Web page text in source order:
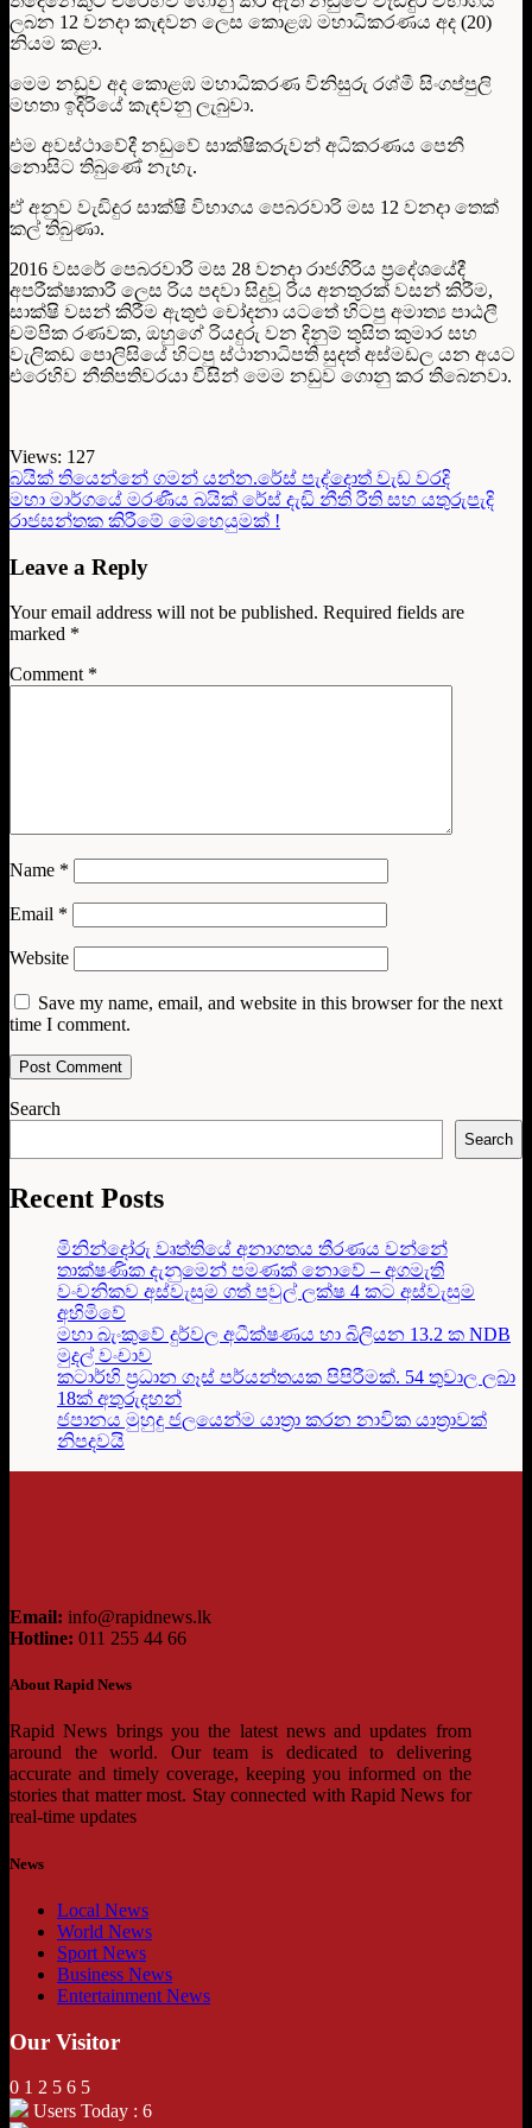
ලබන 12 වනදා කැඳවන ලෙස කොළඹ මහාධිකරණය අද (20)
නියම කළා.
මෙම නඩුව අද කොළඹ මහාධිකරණ විනිසුරු රශ්මී සිංගප්පුලි
මහතා ඉදිරියේ කැඳවනු ලැබුවා.
එම අවස්ථාවේදී නඩුවේ සාක්ෂිකරුවන් අධිකරණය පෙනී
නොසිට තිබුණේ නැහැ.
ඒ අනුව වැඩිදුර සාක්ෂි විභාගය පෙබරවාරි මස 12 වනදා තෙක්
කල් තිබුණා.
2016 වසරේ පෙබරවාරි මස 28 වනදා රාජගිරිය ප්‍රදේශයේදී
අපරීක්ෂාකාරී ලෙස රිය පදවා සිදුවූ රිය අනතුරක් වසන් කිරීම,
සාක්ෂි වසන් කිරීම ඇතුළු චෝදනා යටතේ හිටපු අමාත්‍ය පාඨලී
චම්පික රණවක, ඔහුගේ රියදුරු වන දිනුම් තුසිත කුමාර සහ
වැලිකඩ පොලිසියේ හිටපු ස්ථානාධිපති සුදත් අස්මඩල යන අයට
එරෙහිව නීතිපතිවරයා විසින් මෙම නඩුව ගොනු කර තිබෙනවා.
Views: 127
බයික් තියෙන්නේ ගමන් යන්න.රේස් පැද්දොත් වැඩ වරදි
මහා මාර්ගයේ මරණීය බයික් රේස් දැඩි නීති රීති සහ යතුරුපැදි
රාජසන්තක කිරීමේ මෙහෙයුමක් !
Leave a Reply
Your email address will not be published. Required fields are
marked *
Comment *
Name *
Email *
Website
Save my name, email, and website in this browser for the next
time I comment.
Search
Search
Recent Posts
මිනින්දෝරු වෘත්තියේ අනාගතය තීරණය වන්නේ
තාක්ෂණික දැනුමෙන් පමණක් නොවේ – අගමැති
වංචනිකව අස්වැසුම ගත් පවුල් ලක්ෂ 4 කට අස්වැසුම
අහිමිවේ
මහා බැංකුවේ දුර්වල අධීක්ෂණය හා බිලියන 13.2 ක NDB
මුදල් වංචාව
කටාර්හි ප්‍රධාන ගෑස් පර්යන්තයක පිපිරීමක්. 54 තුවාල ලබා
18ක් අතුරුදහන්
ජපානය මුහුදු ජලයෙන්ම යාත්‍රා කරන නාවික යාත්‍රාවක්
නිපදවයි
Email: info@rapidnews.lk
Hotline: 011 255 44 66
About Rapid News
Rapid News brings you the latest news and updates from
around the world. Our team is dedicated to delivering
accurate and timely coverage, keeping you informed on the
stories that matter most. Stay connected with Rapid News for
real-time updates
News
Local News
World News
Sport News
Business News
Entertainment News
Our Visitor
0 1 2 5 6 5
Users Today : 6